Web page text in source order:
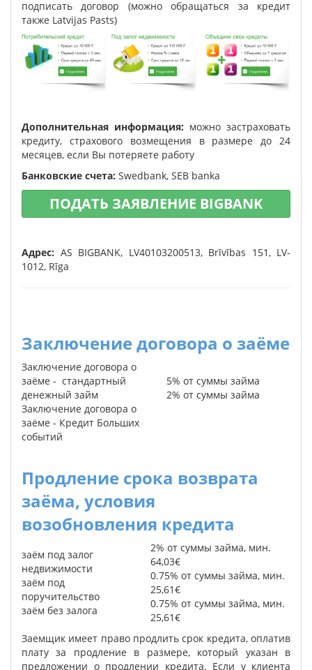
подписать договор (можно обращаться за кредит
также Latvijas Pasts)
Дополнительная информация: можно застраховать
кредиту, страхового возмещения в размере до 24
месяцев, если Вы потеряете работу
Банковские счета: Swedbank, SEB banka
ПОДАТЬ ЗАЯВЛЕНИЕ BIGBANK
Адрес: AS BIGBANK, LV40103200513, Brīvības 151, LV-
1012, Rīga
Заключение договора о заёме
Заключение договора о
заёме - стандартный
денежный займ
Заключение договора о
заёме - Кредит Больших
событий
5% от суммы займа
2% от суммы займа
Продление срока возврата
заёма, условия
возобновления кредита
заём под залог
недвижимости
заём под
поручительство
заём без залога
2% от суммы займа, мин.
64,03€
0.75% от суммы займа, мин.
25,61€
0.75% от суммы займа, мин.
25,61€
Заемщик имеет право продлить срок кредита, оплатив
плату за продление в размере, который указан в
предложении о продлении кредита. Если у клиента